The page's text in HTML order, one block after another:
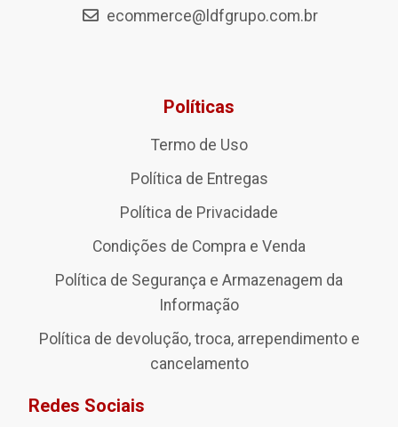
ecommerce@ldfgrupo.com.br
Políticas
Termo de Uso
Política de Entregas
Política de Privacidade
Condições de Compra e Venda
Política de Segurança e Armazenagem da
Informação
Política de devolução, troca, arrependimento e
cancelamento
Redes Sociais